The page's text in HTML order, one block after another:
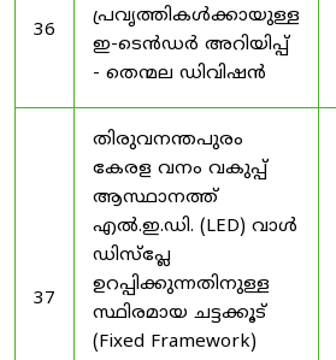
36
പ്രവൃത്തികൾക്കായുള്ള
ഇ-ടെൻഡർ അറിയിപ്പ്
- തെന്മല ഡിവിഷൻ
37
തിരുവനന്തപുരം
കേരള വനം വകുപ്പ്
ആസ്ഥാനത്ത്
എൽ.ഇ.ഡി. (LED) വാൾ
ഡിസ്‌പ്ലേ
ഉറപ്പിക്കുന്നതിനുള്ള
സ്ഥിരമായ ചട്ടക്കൂട്
(Fixed Framework)